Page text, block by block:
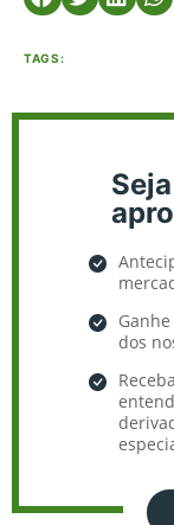
TAGS:
dos